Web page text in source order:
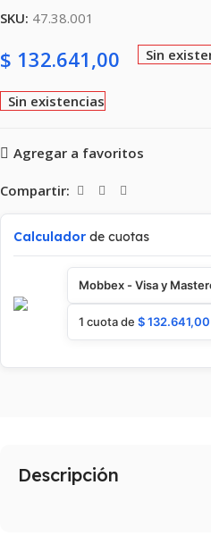
SKU: 47.38.001
$ 132.641,00 Sin
Sin existencias
Agregar a favoritos
Compartir:
Calculador de cuotas
Mobbex - Visa y
1 cuota de $132.641,00
Descripción